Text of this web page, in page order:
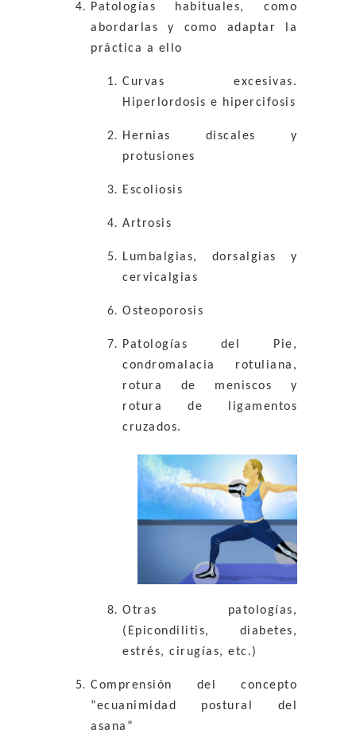
Patologías habituales, como
abordarlas y como adaptar la
práctica a ello
Curvas excesivas.
Hiperlordosis e hipercifosis
Hernias discales y
protusiones
Escoliosis
Artrosis
Lumbalgias, dorsalgias y
cervicalgias
Osteoporosis
Patologías del Pie,
condromalacia rotuliana,
rotura de meniscos y
rotura de ligamentos
cruzados.
Otras patologías,
(Epicondilitis, diabetes,
estrés, cirugías, etc.)
Comprensión del concepto
“ecuanimidad postural del
asana”